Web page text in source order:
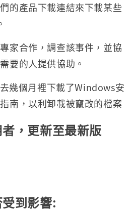
的產品下載連結來下載某些
家合作，調查該事件，並協
要的人提供協助。
幾個月裡下載了Windows安
南，以利卸載被竄改的檔案
，更新至最新版
到影響: